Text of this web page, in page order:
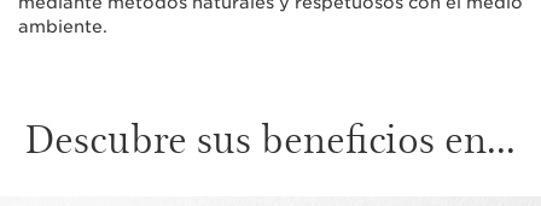
ambiente.
Descubre sus beneficios en...